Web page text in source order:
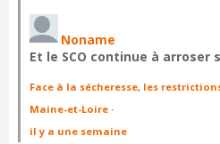
Noname
Et le SCO continue à arroser
Face à la sécheresse, les
Maine-et-Loire ·
il y a une semaine